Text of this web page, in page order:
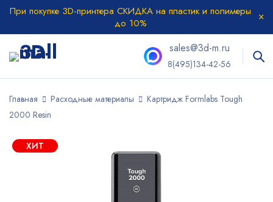
При покупке 3D-принтера СКИДКА на пластик и полимеры
до 10%
sales@3d-m.ru
8(495)134-42-56
Главная Расходные материалы
Картридж Formlabs Tough
2000 Resin
ХИТ